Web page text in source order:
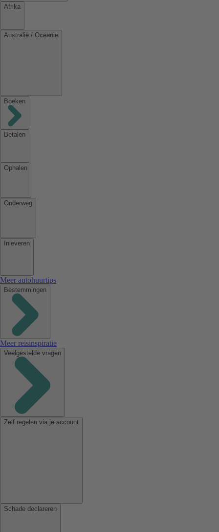
Afrika
Australië / Oceanië
Boeken
Betalen
Ophalen
Onderweg
Inleveren
Meer autohuurtips
Bestemmingen
Meer reisinspiratie
Veelgestelde vragen
Zelf regelen via je account
Schade declareren